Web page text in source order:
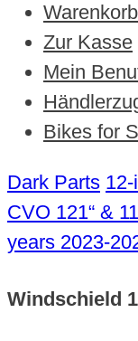
Warenkorb
Zur Kasse
Mein
Bikes for
Dark Parts
CVO 121“ &
years 2023-
Windschield